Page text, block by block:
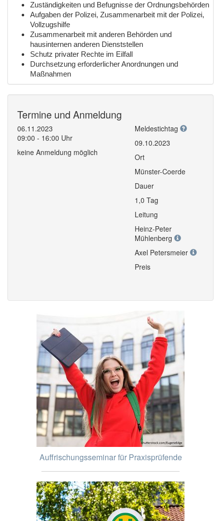
Zuständigkeiten und Befugnisse der Ordnungsbehörden
Aufgaben der Polizei, Zusammenarbeit mit der Polizei,
Vollzugshilfe
Zusammenarbeit mit anderen Behörden und
hausinternen anderen Dienststellen
Schutz privater Rechte im Eilfall
Durchsetzung erforderlicher Anordnungen und
Maßnahmen
Termine und Anmeldung
06.11.2023
09:00 - 16:00 Uhr
keine Anmeldung möglich
Meldestichtag
09.10.2023
Ort
Münster-Coerde
Dauer
1,0 Tag
Leitung
Heinz-Peter
Mühlenberg
Axel Petersmeier
Preis
Auffrischungsseminar für Praxisprüfende